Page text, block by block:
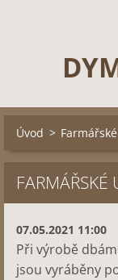
Úvod >
FARMÁŘSKÉ
07.05.2021 11:00
Při výrobě
jsou vyráběny